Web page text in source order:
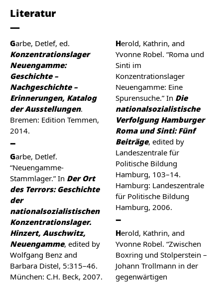
Literatur
Garbe, Detlef, ed.
Konzentrationslager
Neuengamme:
Geschichte –
Nachgeschichte –
Erinnerungen, Katalog
der Ausstellungen.
Bremen: Edition Temmen,
2014.
Garbe, Detlef.
“Neuengamme-
Stammlager.” In Der Ort
des Terrors: Geschichte
der
nationalsozialistischen
Konzentrationslager.
Hinzert, Auschwitz,
Neuengamme, edited by
Wolfgang Benz and
Barbara Distel, 5:315–46.
München: C.H. Beck, 2007.
Herold, Kathrin, and
Yvonne Robel. “Roma und
Sinti im
Konzentrationslager
Neuengamme: Eine
Spurensuche.” In Die
nationalsozialistische
Verfolgung Hamburger
Roma und Sinti: Fünf
Beiträge, edited by
Landeszentrale für
Politische Bildung
Hamburg, 103–14.
Hamburg: Landeszentrale
für Politische Bildung
Hamburg, 2006.
Herold, Kathrin, and
Yvonne Robel. “Zwischen
Boxring und Stolperstein –
Johann Trollmann in der
gegenwärtigen